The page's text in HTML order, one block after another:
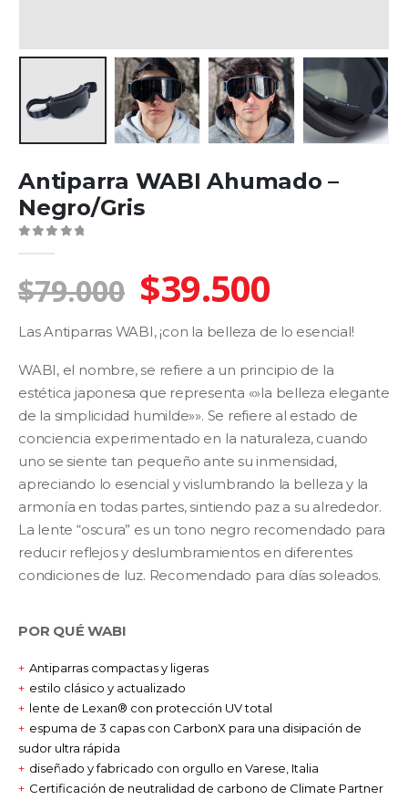
Antiparra WABI Ahumado –
Negro/Gris
$79.000 El
precio
original
era:
$79.000.
$39.500
precio
actual
es:
Las Antiparras WABI, ¡con la belleza de lo esencial!
WABI, el nombre, se refiere a un principio de la
estética japonesa que representa «»la belleza elegante
de la simplicidad humilde»». Se refiere al estado de
conciencia experimentado en la naturaleza, cuando
uno se siente tan pequeño ante su inmensidad,
apreciando lo esencial y vislumbrando la belleza y la
armonía en todas partes, sintiendo paz a su alrededor.
La lente “oscura” es un tono negro recomendado para
reducir reflejos y deslumbramientos en diferentes
condiciones de luz. Recomendado para días soleados.
POR QUÉ WABI
Antiparras compactas y ligeras
estilo clásico y actualizado
lente de Lexan® con protección UV total
espuma de 3 capas con CarbonX para una disipación de
sudor ultra rápida
diseñado y fabricado con orgullo en Varese, Italia
Certificación de neutralidad de carbono de Climate Partner